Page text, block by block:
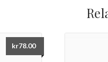
kr78.00